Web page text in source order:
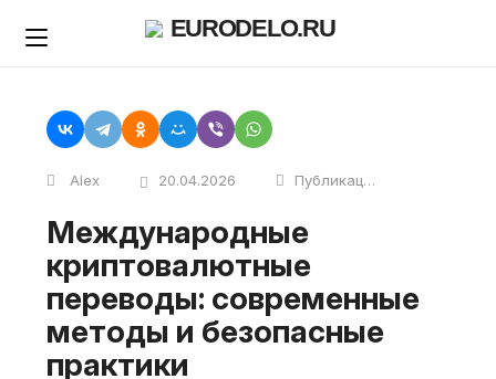
EURODELO.RU
Alex 20.04.2026 Публикации
Международные
криптовалютные
переводы: современные
методы и безопасные
практики